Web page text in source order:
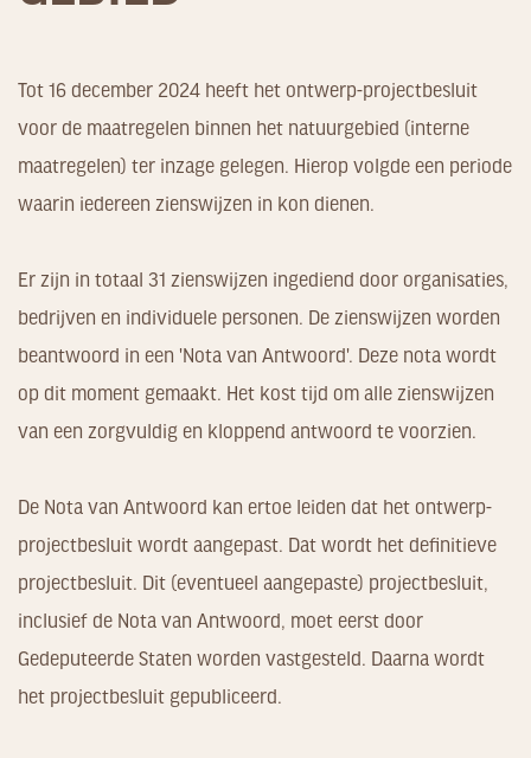
Tot 16 december 2024 heeft het ontwerp-projectbesluit
voor de maatregelen binnen het natuurgebied (interne
maatregelen) ter inzage gelegen. Hierop volgde een periode
waarin iedereen zienswijzen in kon dienen.
Er zijn in totaal 31 zienswijzen ingediend door organisaties,
bedrijven en individuele personen. De zienswijzen worden
beantwoord in een 'Nota van Antwoord'. Deze nota wordt
op dit moment gemaakt. Het kost tijd om alle zienswijzen
van een zorgvuldig en kloppend antwoord te voorzien.
De Nota van Antwoord kan ertoe leiden dat het ontwerp-
projectbesluit wordt aangepast. Dat wordt het definitieve
projectbesluit. Dit (eventueel aangepaste) projectbesluit,
inclusief de Nota van Antwoord, moet eerst door
Gedeputeerde Staten worden vastgesteld. Daarna wordt
het projectbesluit gepubliceerd.